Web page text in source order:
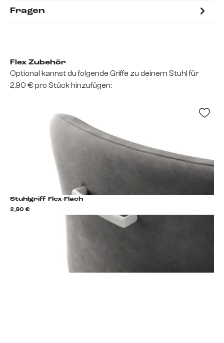
Fragen
Flex Zubehör
Optional kannst du folgende Griffe zu deinem Stuhl für
2,90 € pro Stück hinzufügen:
Stuhlgriff Flex-Flach
2,90 €
Stuhlgriff hinzufügen